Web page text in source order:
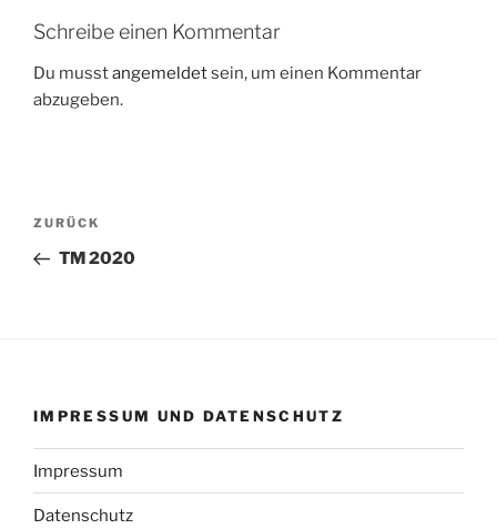
Schreibe einen Kommentar
Du musstangemeldetsein, um einen Kommentar
abzugeben.
Beitragsnavigation
Vorheriger
Beitrag
ZURÜCK
TM 2020
IMPRESSUM UND DATENSCHUTZ
Impressum
Datenschutz